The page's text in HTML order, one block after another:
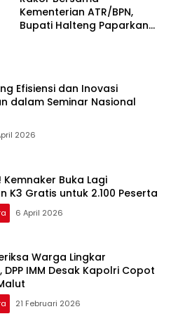
Kementerian ATR/BPN,
Bupati Halteng Paparkan
Efisiensi dan Inovasi
dalam Seminar Nasional
2026
Buka Lagi
K3 Gratis untuk 2.100 Peserta
6 April 2026
Warga Lingkar
IMM Desak Kapolri Copot
21 Februari 2026